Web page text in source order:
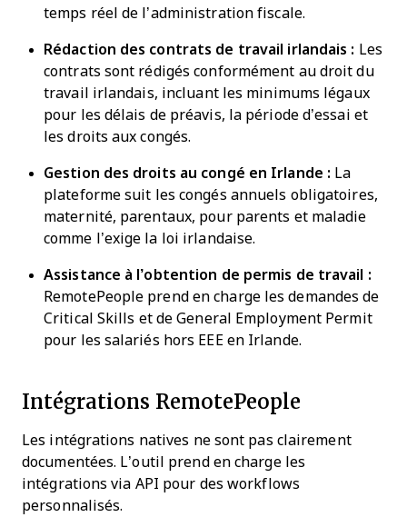
temps réel de l’administration fiscale.
Rédaction des contrats de travail irlandais : Les
contrats sont rédigés conformément au droit du
travail irlandais, incluant les minimums légaux
pour les délais de préavis, la période d’essai et
les droits aux congés.
Gestion des droits au congé en Irlande : La
plateforme suit les congés annuels obligatoires,
maternité, parentaux, pour parents et maladie
comme l’exige la loi irlandaise.
Assistance à l’obtention de permis de travail :
RemotePeople prend en charge les demandes de
Critical Skills et de General Employment Permit
pour les salariés hors EEE en Irlande.
Intégrations RemotePeople
Les intégrations natives ne sont pas clairement
documentées. L’outil prend en charge les
intégrations via API pour des workflows
personnalisés.